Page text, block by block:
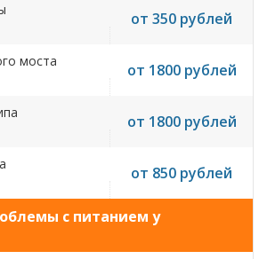
от 350 рублей
моста от 1800 рублей
от 1800 рублей
от 850 рублей
с питанием у